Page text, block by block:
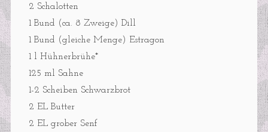
2 Schalotten
1 Bund (ca. 8 Zweige) Dill
1 Bund (gleiche Menge) Estragon
1 l Hühnerbrühe*
125 ml Sahne
1-2 Scheiben Schwarzbrot
2 EL Butter
2 EL grober Senf